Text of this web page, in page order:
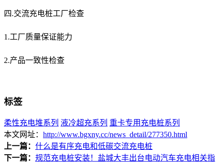
四.交流充电桩工厂检查
1.工厂质量保证能力
2.产品一致性检查
标签
柔性充电堆系列 液冷超充系列 重卡专用充电桩系列
本文网址： http://www.bgxny.cc/news_detail/277350.html
上一篇： 什么是有序充电和低碳交流充电桩
下一篇： 规范充电桩安装！盐城大丰出台电动汽车充电相关指